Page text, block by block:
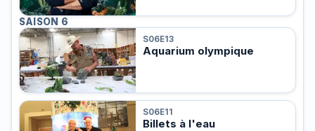
SAISON 6
S06E13
Aquarium olympique
S06E11
Billets à l'eau